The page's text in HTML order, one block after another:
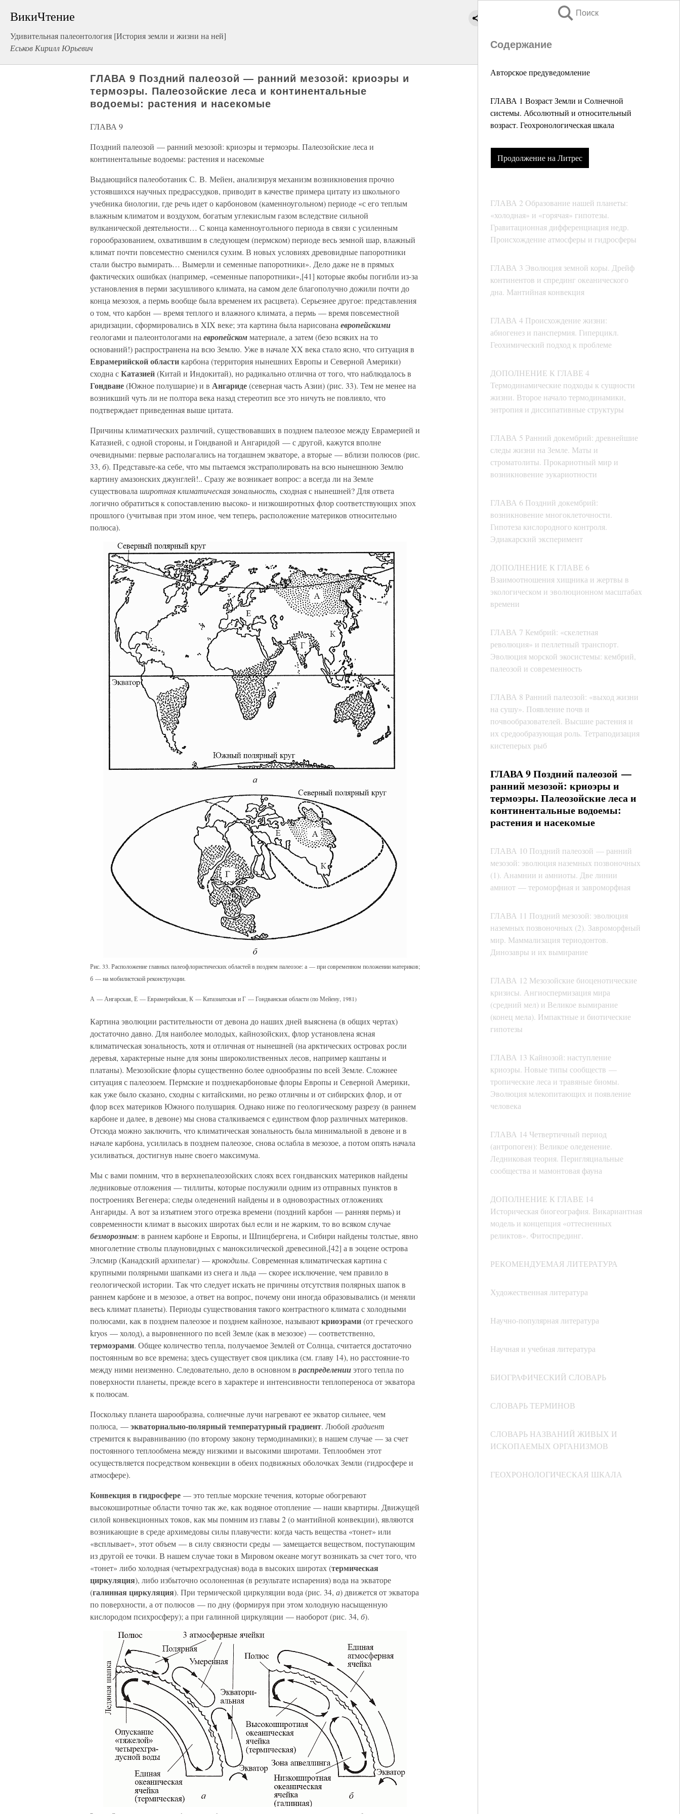
ВикиЧтение
Удивительная палеонтология [История земли и жизни на ней]
Еськов Кирилл Юрьевич
Поиск
Содержание
Авторское предуведомление
ГЛАВА 1 Возраст Земли и Солнечной
системы. Абсолютный и относительный
возраст. Геохронологическая шкала
Продолжение на Литрес
ГЛАВА 2 Образование нашей планеты:
«холодная» и «горячая» гипотезы.
Гравитационная дифференциация недр.
Происхождение атмосферы и гидросферы
ГЛАВА 3 Эволюция земной коры. Дрейф
континентов и спрединг океанического
дна. Мантийная конвекция
ГЛАВА 4 Происхождение жизни:
абиогенез и панспермия. Гиперцикл.
Геохимический подход к проблеме
ДОПОЛНЕНИЕ К ГЛАВЕ 4
Термодинамические подходы к сущности
жизни. Второе начало термодинамики,
энтропия и диссипативные структуры
ГЛАВА 5 Ранний докембрий: древнейшие
следы жизни на Земле. Маты и
строматолиты. Прокариотный мир и
возникновение эукариотности
ГЛАВА 6 Поздний докембрий:
возникновение многоклеточности.
Гипотеза кислородного контроля.
Эдиакарский эксперимент
ДОПОЛНЕНИЕ К ГЛАВЕ 6
Взаимоотношения хищника и жертвы в
экологическом и эволюционном масштабах
времени
ГЛАВА 7 Кембрий: «скелетная
революция» и пеллетный транспорт.
Эволюция морской экосистемы: кембрий,
палеозой и современность
ГЛАВА 8 Ранний палеозой: «выход жизни
на сушу». Появление почв и
почвообразователей. Высшие растения и
их средообразующая роль. Тетраподизация
кистеперых рыб
ГЛАВА 9 Поздний палеозой —
ранний мезозой: криоэры и
термоэры. Палеозойские леса и
континентальные водоемы:
растения и насекомые
ГЛАВА 10 Поздний палеозой — ранний
мезозой: эволюция наземных позвоночных
(1). Анамнии и амниоты. Две линии
амниот — тероморфная и завроморфная
ГЛАВА 11 Поздний мезозой: эволюция
наземных позвоночных (2). Завроморфный
мир. Маммализация териодонтов.
Динозавры и их вымирание
ГЛАВА 12 Мезозойские биоценотические
кризисы. Ангиоспермизация мира
(средний мел) и Великое вымирание
(конец мела). Импактные и биотические
гипотезы
ГЛАВА 13 Кайнозой: наступление
криоэры. Новые типы сообществ —
тропические леса и травяные биомы.
Эволюция млекопитающих и появление
человека
ГЛАВА 14 Четвертичный период
(антропоген): Великое оледенение.
Ледниковая теория. Перигляциальные
сообщества и мамонтовая фауна
ДОПОЛНЕНИЕ К ГЛАВЕ 14
Историческая биогеография. Викариантная
модель и концепция «оттесненных
реликтов». Фитоспрединг.
РЕКОМЕНДУЕМАЯ ЛИТЕРАТУРА
Художественная литература
Научно-популярная литература
Научная и учебная литература
БИОГРАФИЧЕСКИЙ СЛОВАРЬ
СЛОВАРЬ ТЕРМИНОВ
СЛОВАРЬ НАЗВАНИЙ ЖИВЫХ И
ИСКОПАЕМЫХ ОРГАНИЗМОВ
ГЕОХРОНОЛОГИЧЕСКАЯ ШКАЛА
ГЛАВА 9 Поздний палеозой — ранний мезозой: криоэры и
термоэры. Палеозойские леса и континентальные
водоемы: растения и насекомые
ГЛАВА 9
Поздний палеозой — ранний мезозой: криоэры и термоэры. Палеозойские леса и
континентальные водоемы: растения и насекомые
Выдающийся палеоботаник С. В. Мейен, анализируя механизм возникновения прочно
устоявшихся научных предрассудков, приводит в качестве примера цитату из школьного
учебника биологии, где речь идет о карбоновом (каменноугольном) периоде «с его теплым
влажным климатом и воздухом, богатым углекислым газом вследствие сильной
вулканической деятельности… С конца каменноугольного периода в связи с усиленным
горообразованием, охватившим в следующем (пермском) периоде весь земной шар, влажный
климат почти повсеместно сменился сухим. В новых условиях древовидные папоротники
стали быстро вымирать… Вымерли и семенные папоротники». Дело даже не в прямых
фактических ошибках (например, «семенные папоротники»,[41] которые якобы погибли из-за
установления в перми засушливого климата, на самом деле благополучно дожили почти до
конца мезозоя, а пермь вообще была временем их расцвета). Серьезнее другое: представления
о том, что карбон — время теплого и влажного климата, а пермь — время повсеместной
аридизации, сформировались в XIX веке; эта картина была нарисована европейскими
геологами и палеонтологами на европейскомматериале, а затем (безо всяких на то
оснований!) распространена на всю Землю. Уже в начале XX века стало ясно, что ситуация в
Еврамерийской областикарбона (территория нынешних Европы и Северной Америки)
сходна сКатазией(Китай и Индокитай), но радикально отлична от того, что наблюдалось в
Гондване(Южное полушарие) и в Ангариде(северная часть Азии) (рис. 33). Тем не менее на
возникший чуть ли не полтора века назад стереотип все это ничуть не повлияло, что
подтверждает приведенная выше цитата.
Причины климатических различий, существовавших в позднем палеозое между Еврамерией и
Катазией, с одной стороны, и Гондваной и Ангаридой — с другой, кажутся вполне
очевидными: первые располагались на тогдашнем экваторе, а вторые — вблизи полюсов (рис.
33, б). Представьте-ка себе, что мы пытаемся экстраполировать на всю нынешнюю Землю
картину амазонских джунглей!.. Сразу же возникает вопрос: а всегда ли на Земле
существовала широтная климатическая зональность, сходная с нынешней? Для ответа
логично обратиться к сопоставлению высоко- и низкоширотных флор соответствующих эпох
прошлого (учитывая при этом иное, чем теперь, расположение материков относительно
полюса).
Рис. 33. Расположение главных палеофлористических областей в позднем палеозое: а — при современном положении материков;
б — на мобилистской реконструкции.
А — Ангарская, Е — Еврамерийская, К — Катазиатская и Г — Гондванская области (по Мейену, 1981)
Картина эволюции растительности от девона до наших дней выяснена (в общих чертах)
достаточно давно. Для наиболее молодых, кайнозойских, флор установлена ясная
климатическая зональность, хотя и отличная от нынешней (на арктических островах росли
деревья, характерные ныне для зоны широколиственных лесов, например каштаны и
платаны). Мезозойские флоры существенно более однообразны по всей Земле. Сложнее
ситуация с палеозоем. Пермские и позднекарбоновые флоры Европы и Северной Америки,
как уже было сказано, сходны с китайскими, но резко отличны и от сибирских флор, и от
флор всех материков Южного полушария. Однако ниже по геологическому разрезу (в раннем
карбоне и далее, в девоне) мы снова сталкиваемся с единством флор различных материков.
Отсюда можно заключить, что климатическая зональность была минимальной в девоне и в
начале карбона, усилилась в позднем палеозое, снова ослабла в мезозое, а потом опять начала
усиливаться, достигнув ныне своего максимума.
Мы с вами помним, что в верхнепалеозойских слоях всех гондванских материков найдены
ледниковые отложения — тиллиты, которые послужили одним из отправных пунктов в
построениях Вегенера; следы оледенений найдены и в одновозрастных отложениях
Ангариды. А вот за изъятием этого отрезка времени (поздний карбон — ранняя пермь) и
современности климат в высоких широтах был если и не жарким, то во всяком случае
безморозным: в раннем карбоне и Европы, и Шпицбергена, и Сибири найдены толстые, явно
многолетние стволы плауновидных с маноксилической древесиной,[42] а в эоцене острова
Элсмир (Канадский архипелаг) —крокодилы. Современная климатическая картина с
крупными полярными шапками из снега и льда — скорее исключение, чем правило в
геологической истории. Так что следует искать не причины отсутствия полярных шапок в
раннем карбоне и в мезозое, а ответ на вопрос, почему они иногда образовывались (и меняли
весь климат планеты). Периоды существования такого контрастного климата с холодными
полюсами, как в позднем палеозое и позднем кайнозое, называюткриоэрами(от греческого
kryos — холод), а выровненного по всей Земле (как в мезозое) — соответственно,
термоэрами. Общее количество тепла, получаемое Землей от Солнца, считается достаточно
постоянным во все времена; здесь существует своя циклика (см. главу 14), но расстояние-то
между ними неизменно. Следовательно, дело в основном в распределенииэтого тепла по
поверхности планеты, прежде всего в характере и интенсивности теплопереноса от экватора
к полюсам.
Поскольку планета шарообразна, солнечные лучи нагревают ее экватор сильнее, чем
полюса, —экваториально-полярный температурный градиент. Любой градиент
стремится к выравниванию (по второму закону термодинамики); в нашем случае — за счет
постоянного теплообмена между низкими и высокими широтами. Теплообмен этот
осуществляется посредством конвекции в обеих подвижных оболочках Земли (гидросфере и
атмосфере).
Конвекция в гидросфере — это теплые морские течения, которые обогревают
высокоширотные области точно так же, как водяное отопление — наши квартиры. Движущей
силой конвекционных токов, как мы помним из главы 2 (о мантийной конвекции), являются
возникающие в среде архимедовы силы плавучести: когда часть вещества «тонет» или
«всплывает», этот объем — в силу связности среды — замещается веществом, поступающим
из другой ее точки. В нашем случае токи в Мировом океане могут возникать за счет того, что
«тонет» либо холодная (четырехградусная) вода в высоких широтах (термическая
циркуляция), либо избыточно осолоненная (в результате испарения) вода на экваторе
(галинная циркуляция). При термической циркуляции вода (рис. 34, а) движется от экватора
по поверхности, а от полюсов — по дну (формируя при этом холодную насыщенную
кислородом психросферу); а при галинной циркуляции — наоборот (рис. 34, б).